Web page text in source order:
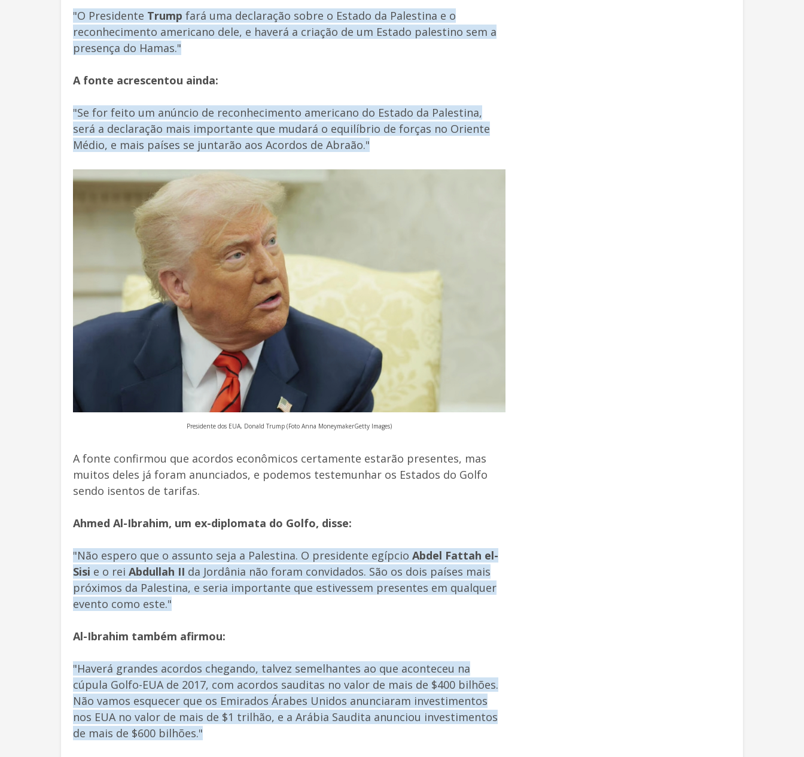
"O Presidente Trump fará uma declaração sobre o Estado da Palestina e o
reconhecimento americano dele, e haverá a criação de um Estado palestino sem a
presença do Hamas."
A fonte acrescentou ainda:
"Se for feito um anúncio de reconhecimento americano do Estado da Palestina,
será a declaração mais importante que mudará o equilíbrio de forças no Oriente
Médio, e mais países se juntarão aos Acordos de Abraão."
Presidente dos EUA, Donald Trump (Foto Anna MoneymakerGetty Images)
A fonte confirmou que acordos econômicos certamente estarão presentes, mas
muitos deles já foram anunciados, e podemos testemunhar os Estados do Golfo
sendo isentos de tarifas.
Ahmed Al-Ibrahim, um ex-diplomata do Golfo, disse:
"Não espero que o assunto seja a Palestina. O presidente egípcio Abdel Fattah el-
Sisi e o rei Abdullah II da Jordânia não foram convidados. São os dois países mais
próximos da Palestina, e seria importante que estivessem presentes em qualquer
evento como este."
Al-Ibrahim também afirmou:
"Haverá grandes acordos chegando, talvez semelhantes ao que aconteceu na
cúpula Golfo-EUA de 2017, com acordos sauditas no valor de mais de $400 bilhões.
Não vamos esquecer que os Emirados Árabes Unidos anunciaram investimentos
nos EUA no valor de mais de $1 trilhão, e a Arábia Saudita anunciou investimentos
de mais de $600 bilhões."